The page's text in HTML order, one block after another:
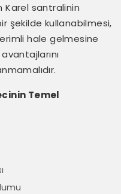
Karel santralinin
şekilde kullanabilmesi,
hale gelmesine
Temel